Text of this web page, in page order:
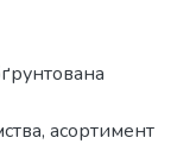
асортимент